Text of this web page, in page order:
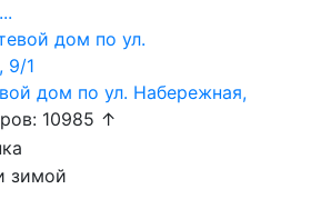
дом по ул. Набережная,
10985 ↑